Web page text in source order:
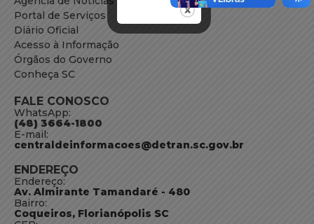
Portal de Serviços
Diário Oficial
Acesso à Informação
Órgãos do Governo
Conheça SC
FALE CONOSCO
WhatsApp:
(48) 3664-1800
E-mail:
centraldeinformacoes@detran.sc.gov.br
ENDEREÇO
Endereço:
Av. Almirante Tamandaré - 480
Bairro:
Coqueiros, Florianópolis SC